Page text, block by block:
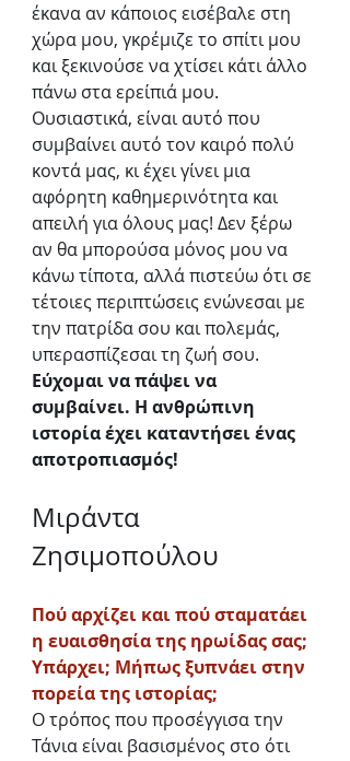
έκανα αν κάποιος εισέβαλε στη
χώρα μου, γκρέμιζε το σπίτι μου
και ξεκινούσε να χτίσει κάτι άλλο
πάνω στα ερείπιά μου.
Ουσιαστικά, είναι αυτό που
συμβαίνει αυτό τον καιρό πολύ
κοντά μας, κι έχει γίνει μια
αφόρητη καθημερινότητα και
απειλή για όλους μας! Δεν ξέρω
αν θα μπορούσα μόνος μου να
κάνω τίποτα, αλλά πιστεύω ότι σε
τέτοιες περιπτώσεις ενώνεσαι με
την πατρίδα σου και πολεμάς,
υπερασπίζεσαι τη ζωή σου.
Εύχομαι να πάψει να
συμβαίνει. Η ανθρώπινη
ιστορία έχει καταντήσει ένας
αποτροπιασμός!
Μιράντα
Ζησιμοπούλου
Πού αρχίζει και πού σταματάει
η ευαισθησία της ηρωίδας σας;
Υπάρχει; Μήπως ξυπνάει στην
πορεία της ιστορίας;
Ο τρόπος που προσέγγισα την
Τάνια είναι βασισμένος στο ότι